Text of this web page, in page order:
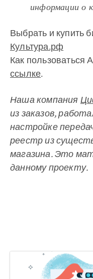
информации о
Выбрать и купить
Культура.рф
Как
ссылке.
Наша компания
из заказов,
настройке
реестр из
магазина. Это
данному проекту.